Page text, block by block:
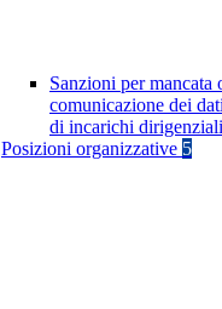
Sanzioni per mancata
comunicazione dei
di incarichi dirigenziali
Posizioni organizzative 5